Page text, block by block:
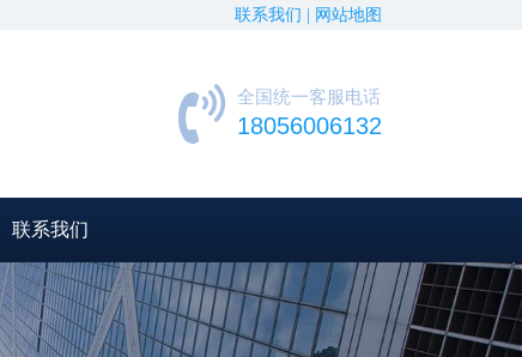
联系我们 | 网站地图
全国统一客服电话
18056006132
联系我们